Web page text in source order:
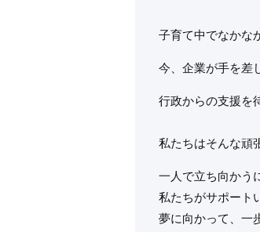
子育て中でなかな
今、企業が手を差
行政からの支援を
私たちはそんな頑
一人で立ち向かう
私たちがサポート
夢に向かって、一